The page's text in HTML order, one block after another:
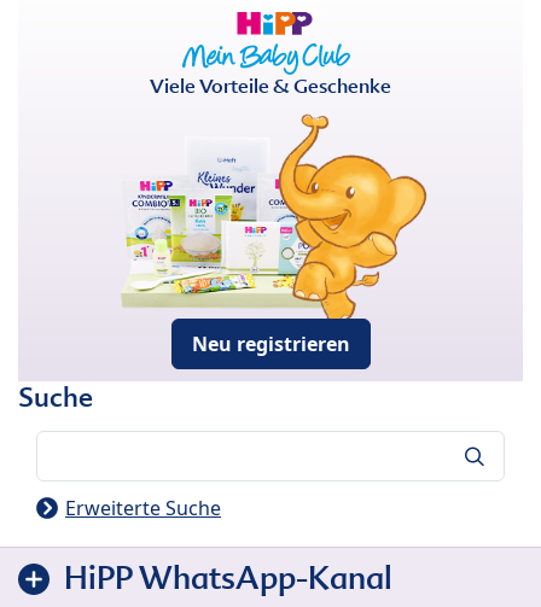
Viele Vorteile & Geschenke
Neu registrieren
Suche
Erweiterte Suche
HiPP WhatsApp-Kanal